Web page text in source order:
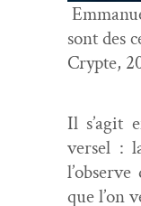
sont des
Crypte,
Il s’ag­it
versel :
que l’on